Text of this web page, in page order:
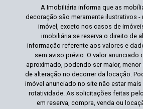
A Imobiliária informa que as
decoração são meramente ilustrativos -
imóvel, exceto nos casos de
imobiliária se reserva o direito de
informação referente aos valores e
sem aviso prévio. O valor anunciado
aproximado, podendo ser maior, menor
de alteração no decorrer da locação.
imóvel anunciado no site não estar
rotatividade. As solicitações feitas
em reserva, compra, venda ou